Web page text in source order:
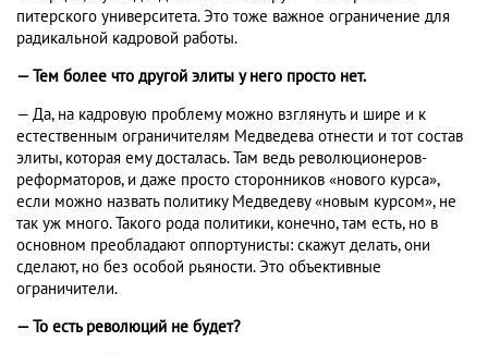
питерского университета. Это тоже важное ограничение для
радикальной кадровой работы.
— Тем более что другой элиты у него просто нет.
— Да, на кадровую проблему можно взглянуть и шире и к
естественным ограничителям Медведева отнести и тот состав
элиты, которая ему досталась. Там ведь революционеров-
реформаторов, и даже просто сторонников «нового курса»,
если можно назвать политику Медведеву «новым курсом», не
так уж много. Такого рода политики, конечно, там есть, но в
основном преобладают оппортунисты: скажут делать, они
сделают, но без особой рьяности. Это объективные
ограничители.
— То есть революций не будет?